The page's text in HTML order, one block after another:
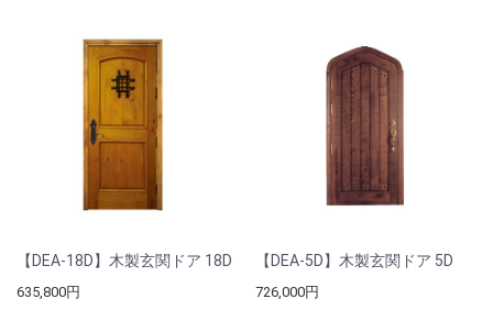
【DEA-18D】木製玄関ドア 18D
635,800円
【DEA-5D】木製玄関ドア 5D
726,000円